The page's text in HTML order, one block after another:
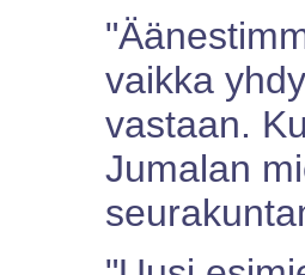
vaikka
vastaan.
Jumalan